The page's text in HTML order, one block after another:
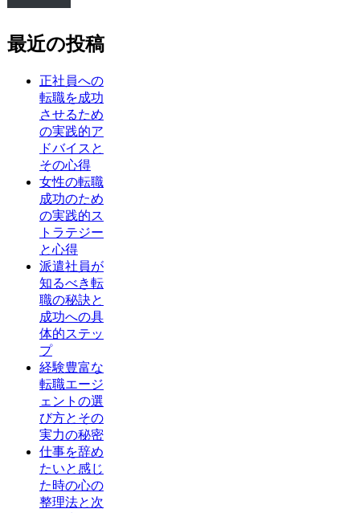
最近の投稿
正社員への
転職を成功
させるため
の実践的ア
ドバイスと
その心得
女性の転職
成功のため
の実践的ス
トラテジー
と心得
派遣社員が
知るべき転
職の秘訣と
成功への具
体的ステッ
プ
経験豊富な
転職エージ
ェントの選
び方とその
実力の秘密
仕事を辞め
たいと感じ
た時の心の
整理法と次